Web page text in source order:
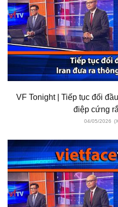
VF Tonight | Tiếp tục đối
điệp cứng
04/05/2026